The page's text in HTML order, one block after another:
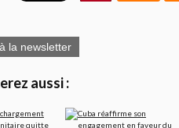
la newsletter
aussi :